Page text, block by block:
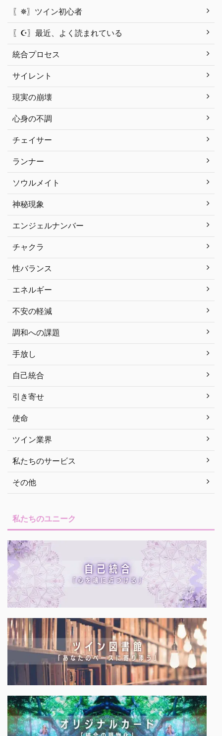
〖✵〗ツイン初心者
〖☪︎〗最近、よく読まれている
統合プロセス
サイレント
現実の崩壊
心身の不調
チェイサー
ランナー
ソウルメイト
神秘現象
エンジェルナンバー
チャクラ
性バランス
エネルギー
不安の軽減
調和への課題
手放し
自己統合
引き寄せ
使命
ツイン業界
私たちのサービス
その他
私たちのユニーク